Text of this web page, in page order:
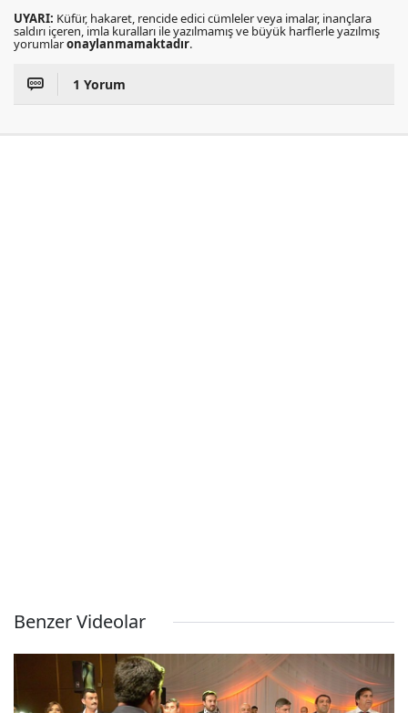
UYARI: Küfür, hakaret, rencide edici cümleler veya imalar, inançlara
saldırı içeren, imla kuralları ile yazılmamış ve büyük harflerle yazılmış
yorumlaronaylanmamaktadır.
1 Yorum
Benzer Videolar